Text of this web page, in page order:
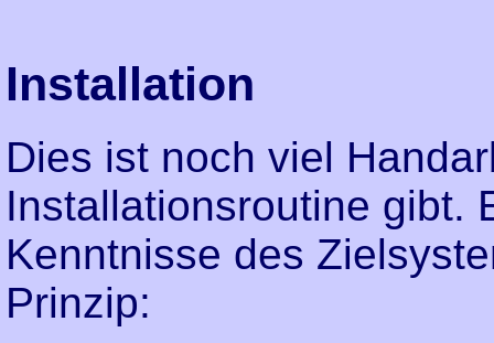
Installation
Dies ist noch viel
Installationsroutine gibt.
Kenntnisse des
Prinzip: